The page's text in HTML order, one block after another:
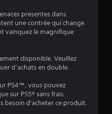
o
s
présentes dans
une contrée qui change
vainquez le magnifique
disponible. Veuillez
d’achats en double.
PS4™, vous pouvez
sur PS5® sans frais
besoin d'acheter ce produit.